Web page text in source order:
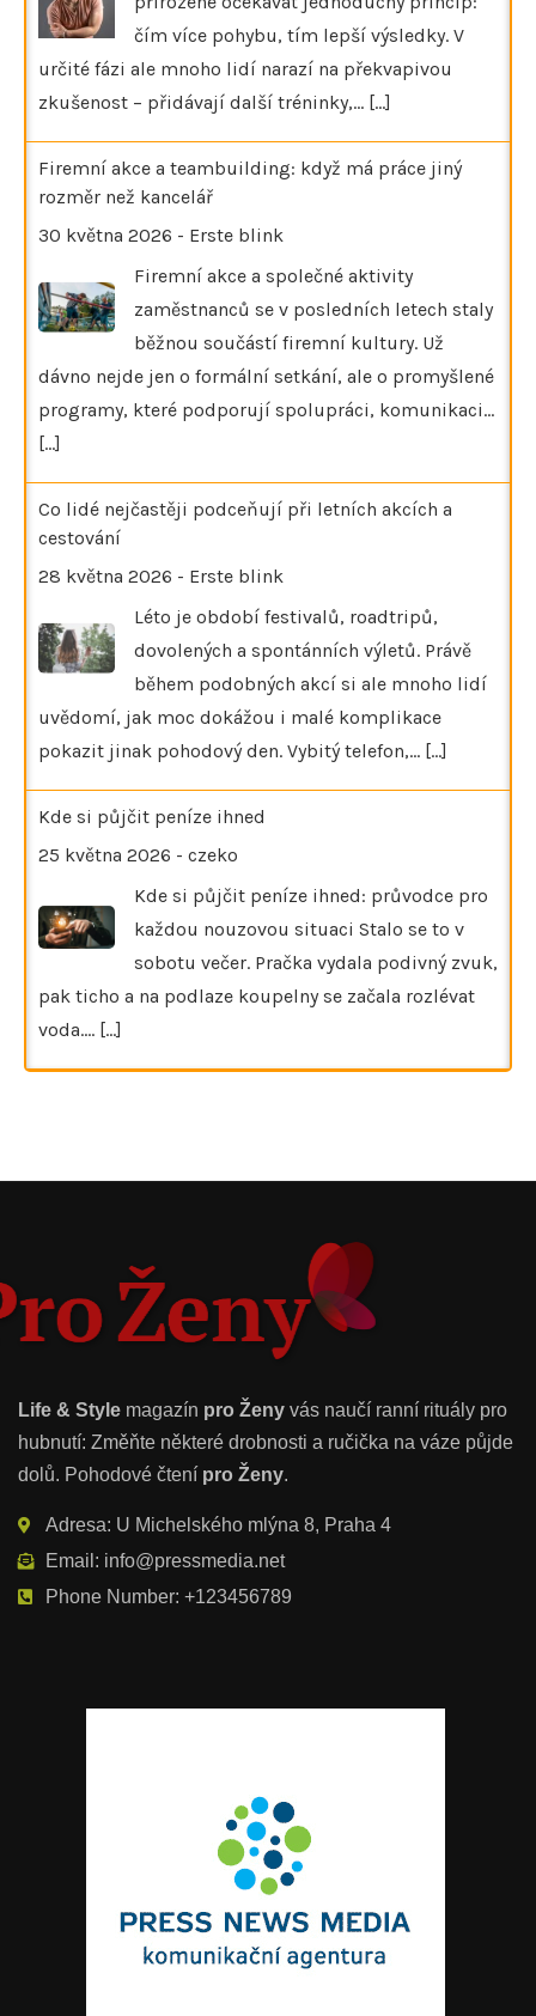
čím více pohybu, tím lepší výsledky. V
určité fázi ale mnoho lidí narazí na překvapivou
zkušenost – přidávají další tréninky,… [...]
Firemní akce a teambuilding: když má práce jiný
rozměr než kancelář
30 května 2026 - Erste blink
Firemní akce a společné aktivity
zaměstnanců se v posledních letech staly
běžnou součástí firemní kultury. Už
dávno nejde jen o formální setkání, ale o promyšlené
programy, které podporují spolupráci, komunikaci…
[...]
Co lidé nejčastěji podceňují při letních akcích a
cestování
28 května 2026 - Erste blink
Léto je období festivalů, roadtripů,
dovolených a spontánních výletů. Právě
během podobných akcí si ale mnoho lidí
uvědomí, jak moc dokážou i malé komplikace
pokazit jinak pohodový den. Vybitý telefon,… [...]
Kde si půjčit peníze ihned
25 května 2026 - czeko
Kde si půjčit peníze ihned: průvodce pro
každou nouzovou situaci Stalo se to v
sobotu večer. Pračka vydala podivný zvuk,
pak ticho a na podlaze koupelny se začala rozlévat
voda.… [...]
Life & Style magazín pro Ženy vás naučí ranní rituály pro
hubnutí: Změňte některé drobnosti a ručička na váze půjde
dolů. Pohodové čtení pro Ženy.
Adresa: U Michelského mlýna 8, Praha 4
Email: info@pressmedia.net
Phone Number: +123456789